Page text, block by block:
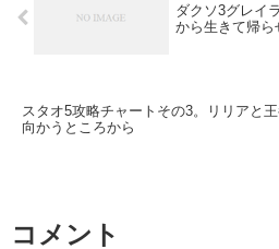
ダクソ3グレイ
から生きて帰ら
スタオ5攻略チャートその3。リリアと
向かうところから
コメント